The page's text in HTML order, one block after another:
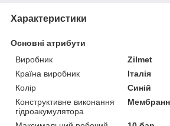
Характеристики
Основні атрибути
Виробник
Zilmet
Країна виробник
Італія
Колір
Синій
Конструктивне виконання
гідроакумулятора